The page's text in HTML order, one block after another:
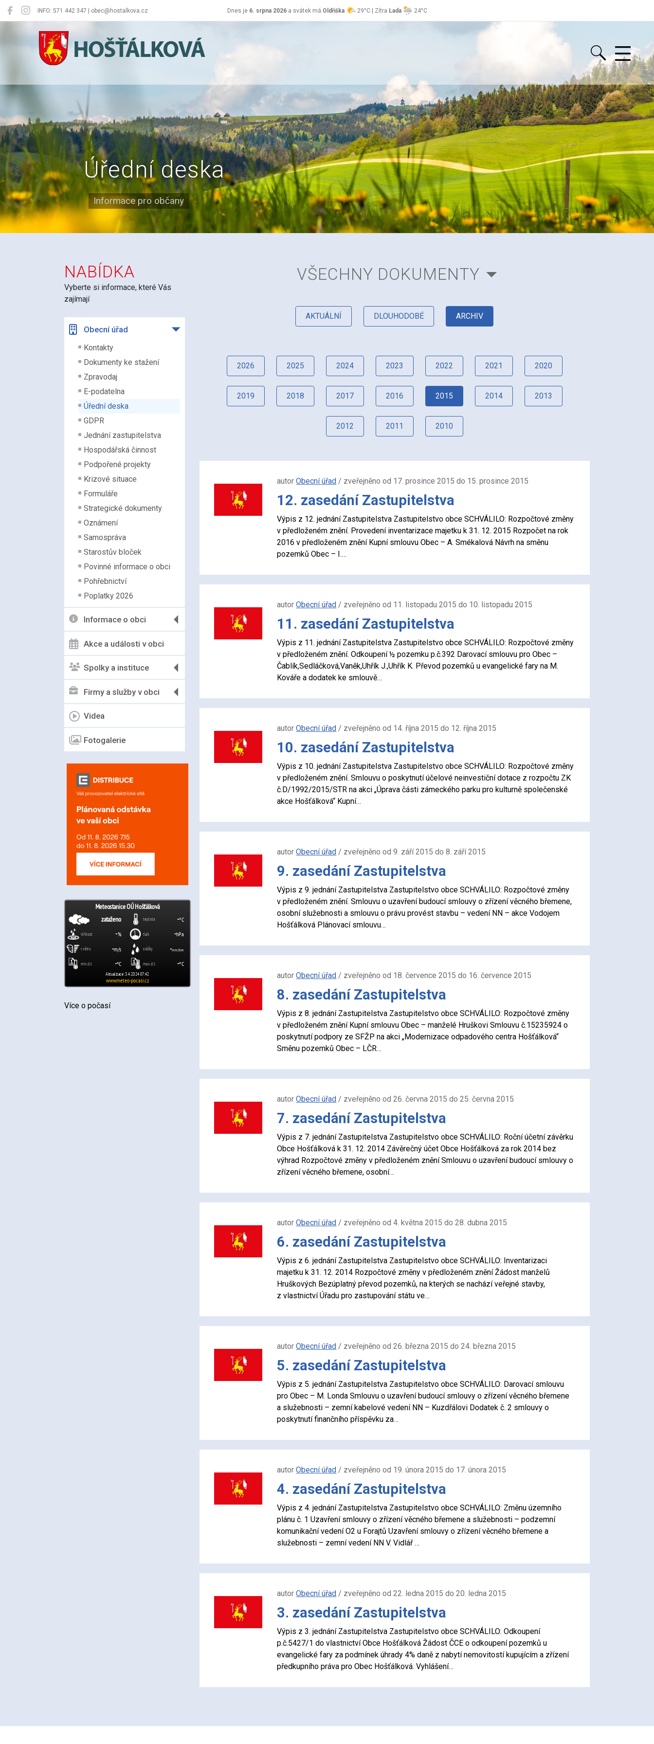
INFO: 571 442 347 | obec@hostalkova.cz Dnes je 6. srpna 2026a svátek má Oldřiška 29°C | Zítra Lada 24°C
Hošťálková
Úřední deska
Informace pro občany
NABÍDKA
Vyberte si informace, které Vás
zajímají
Obecní úřad
Kontakty
Dokumenty ke stažení
Zpravodaj
E-podatelna
Úřední deska
GDPR
Jednání zastupitelstva
Hospodářská činnost
Podpořené projekty
Krizové situace
Formuláře
Strategické dokumenty
Oznámení
Samospráva
Starostův bloček
Povinné informace o obci
Pohřebnictví
Poplatky 2026
Informace o obci
Akce a události v obci
Spolky a instituce
Firmy a služby v obci
Videa
Fotogalerie
Více o počasí
VŠECHNY DOKUMENTY
AKTUÁLNÍ DLOUHODOBÉ ARCHIV
2026 2025 2024 2023 2022 2021 2020
2019 2018 2017 2016 2015 2014 2013
2012 2011 2010
autorObecní úřad / zveřejněno od 17. prosince 2015 do 15. prosince 2015
12. zasedání Zastupitelstva
Výpis z 12. jednání Zastupitelstva Zastupitelstvo obce SCHVÁLILO: Rozpočtové změny
v předloženém znění. Provedení inventarizace majetku k 31. 12. 2015 Rozpočet na rok
2016 v předloženém znění Kupní smlouvu Obec – A. Smékalová Návrh na směnu
pozemků Obec – I.…
autorObecní úřad / zveřejněno od 11. listopadu 2015 do 10. listopadu 2015
11. zasedání Zastupitelstva
Výpis z 11. jednání Zastupitelstva Zastupitelstvo obce SCHVÁLILO: Rozpočtové změny
v předloženém znění. Odkoupení ½ pozemku p.č.392 Darovací smlouvu pro Obec –
Čablík,Sedláčková,Vaněk,Uhřík J.,Uhřík K. Převod pozemků u evangelické fary na M.
Kováře a dodatek ke smlouvě…
autorObecní úřad / zveřejněno od 14. října 2015 do 12. října 2015
10. zasedání Zastupitelstva
Výpis z 10. jednání Zastupitelstva Zastupitelstvo obce SCHVÁLILO: Rozpočtové změny
v předloženém znění. Smlouvu o poskytnutí účelové neinvestiční dotace z rozpočtu ZK
č.D/1992/2015/STR na akci „Úprava části zámeckého parku pro kulturně společenské
akce Hošťálková“ Kupní…
autorObecní úřad / zveřejněno od 9. září 2015 do 8. září 2015
9. zasedání Zastupitelstva
Výpis z 9. jednání Zastupitelstva Zastupitelstvo obce SCHVÁLILO: Rozpočtové změny
v předloženém znění. Smlouvu o uzavření budoucí smlouvy o zřízení věcného břemene,
osobní služebnosti a smlouvu o právu provést stavbu – vedení NN – akce Vodojem
Hošťálková Plánovací smlouvu…
autorObecní úřad / zveřejněno od 18. července 2015 do 16. července 2015
8. zasedání Zastupitelstva
Výpis z 8. jednání Zastupitelstva Zastupitelstvo obce SCHVÁLILO: Rozpočtové změny
v předloženém znění Kupní smlouvu Obec – manželé Hruškovi Smlouvu č.15235924 o
poskytnutí podpory ze SFŽP na akci „Modernizace odpadového centra Hošťálková“
Směnu pozemků Obec – LČR…
autorObecní úřad / zveřejněno od 26. června 2015 do 25. června 2015
7. zasedání Zastupitelstva
Výpis z 7. jednání Zastupitelstva Zastupitelstvo obce SCHVÁLILO: Roční účetní závěrku
Obce Hošťálková k 31. 12. 2014 Závěrečný účet Obce Hošťálková za rok 2014 bez
výhrad Rozpočtové změny v předloženém znění Smlouvu o uzavření budoucí smlouvy o
zřízení věcného břemene, osobní…
autorObecní úřad / zveřejněno od 4. května 2015 do 28. dubna 2015
6. zasedání Zastupitelstva
Výpis z 6. jednání Zastupitelstva Zastupitelstvo obce SCHVÁLILO: Inventarizaci
majetku k 31. 12. 2014 Rozpočtové změny v předloženém znění Žádost manželů
Hruškových Bezúplatný převod pozemků, na kterých se nachází veřejné stavby,
z vlastnictví Úřadu pro zastupování státu ve…
autorObecní úřad / zveřejněno od 26. března 2015 do 24. března 2015
5. zasedání Zastupitelstva
Výpis z 5. jednání Zastupitelstva Zastupitelstvo obce SCHVÁLILO: Darovací smlouvu
pro Obec – M. Londa Smlouvu o uzavření budoucí smlouvy o zřízení věcného břemene
a služebnosti – zemní kabelové vedení NN – Kuzdřálovi Dodatek č. 2 smlouvy o
poskytnutí finančního příspěvku za…
autorObecní úřad / zveřejněno od 19. února 2015 do 17. února 2015
4. zasedání Zastupitelstva
Výpis z 4. jednání Zastupitelstva Zastupitelstvo obce SCHVÁLILO: Změnu územního
plánu č. 1 Uzavření smlouvy o zřízení věcného břemene a služebnosti – podzemní
komunikační vedení O2 u Forajtů Uzavření smlouvy o zřízení věcného břemene a
služebnosti – zemní vedení NN V. Vidlář …
autorObecní úřad / zveřejněno od 22. ledna 2015 do 20. ledna 2015
3. zasedání Zastupitelstva
Výpis z 3. jednání Zastupitelstva Zastupitelstvo obce SCHVÁLILO: Odkoupení
p.č.5427/1 do vlastnictví Obce Hošťálková Žádost ČCE o odkoupení pozemků u
evangelické fary za podmínek úhrady 4% daně z nabytí nemovitostí kupujícím a zřízení
předkupního práva pro Obec Hošťálková. Vyhlášení…